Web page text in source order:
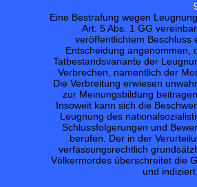
Eine Bestrafung wegen
Art. 5 Abs. 1 GG
veröffentlichtem Beschluss
Entscheidung angenommen,
Tatbestandsvariante der
Verbrechen, namentlich der
Die Verbreitung erwiesen
zur Meinungsbildung
Insoweit kann sich die
Leugnung des
Schlussfolgerungen und
berufen. Der in der
verfassungsrechtlich
Völkermordes überschreitet die
und